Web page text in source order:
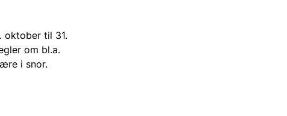
oktober til 31.
om bl.a.
i snor.